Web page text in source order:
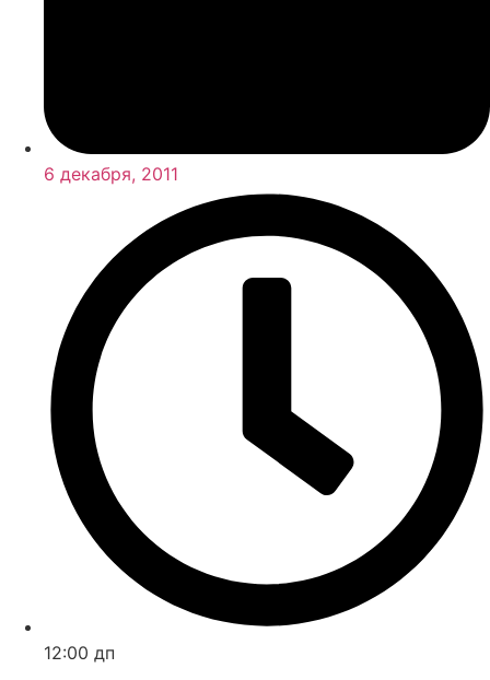
6 декабря, 2011
12:00 дп